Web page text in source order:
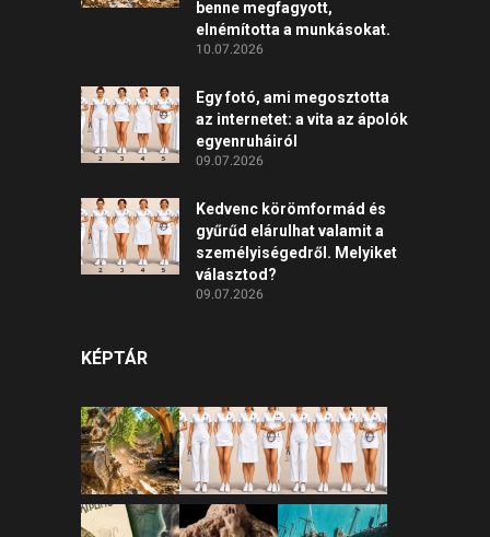
benne megfagyott,
elnémította a munkásokat.
10.07.2026
Egy fotó, ami megosztotta
az internetet: a vita az ápolók
egyenruháiról
09.07.2026
Kedvenc körömformád és
gyűrűd elárulhat valamit a
személyiségedről. Melyiket
választod?
09.07.2026
KÉPTÁR